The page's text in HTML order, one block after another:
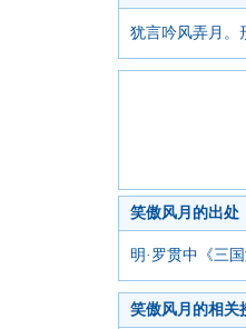
犹言吟风弄月。
笑傲风月的出处
明·罗贯中《三
笑傲风月的相关